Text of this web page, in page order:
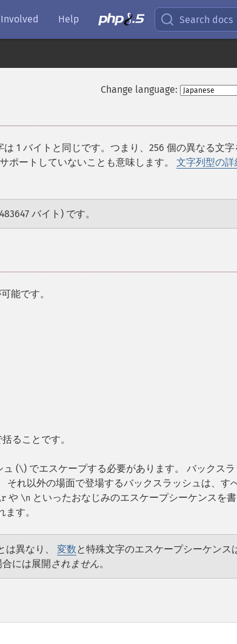
Help Search docs
Change language:
1 バイトと同じです。つまり、256 個の異なる文
ポートしていないことも意味します。 文字列型の詳
バイト) です。
能です。
括ることです。
ュ (\) でエスケープする必要があります。 バックス
それ以外の場面で登場するバックスラッシュは、す
や \n といったおなじみのエスケープシーケンスを
す。
は異なり、 変数と特殊文字のエスケープシーケンス
には展開されません。